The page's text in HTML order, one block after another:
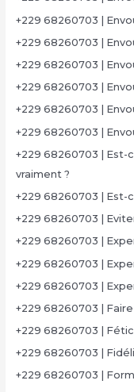
+229 68260703 |
+229 68260703 |
+229 68260703 |
+229 68260703 |
+229 68260703 |
+229 68260703 |
+229 68260703 |
vraiment ?
+229 68260703 | Est-
+229 68260703 |
+229 68260703 |
+229 68260703 |
+229 68260703 |
+229 68260703 |
+229 68260703 |
+229 68260703 |
+229 68260703 |